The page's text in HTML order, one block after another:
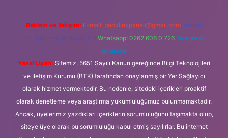
Reklam ve İletişim: E-mail: backlinkpaneli@gmail.com Teams:
forumhizmeti@gmail.com Whatsapp: 0262 606 0 726 Telegram:
@karabul
Yasal Uyarı: Sitemiz, 5651 Sayılı Kanun gereğince Bilgi Teknolojileri
ve İletişim Kurumu (BTK) tarafından onaylanmış bir Yer Sağlayıcı
olarak hizmet vermektedir. Bu nedenle, sitedeki içerikleri proaktif
olarak denetleme veya araştırma yükümlülüğümüz bulunmamaktadır.
Ancak, üyelerimiz yazdıkları içeriklerin sorumluluğunu taşımakta olup,
siteye üye olarak bu sorumluluğu kabul etmiş sayılırlar. Bu internet